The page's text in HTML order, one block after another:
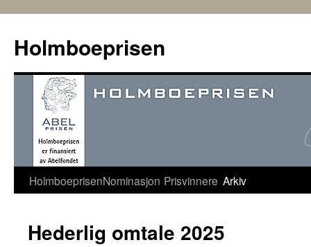
innhold
Holmboeprisen
HolmboeprisenNominasjon Prisvinnere Arkiv
Hederlig omtale 2025